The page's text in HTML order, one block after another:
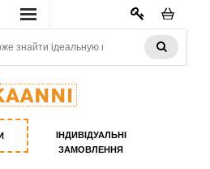
КАБИНЕТ
ІНДИВІДУАЛЬНІ
ЗАМОВЛЕННЯ